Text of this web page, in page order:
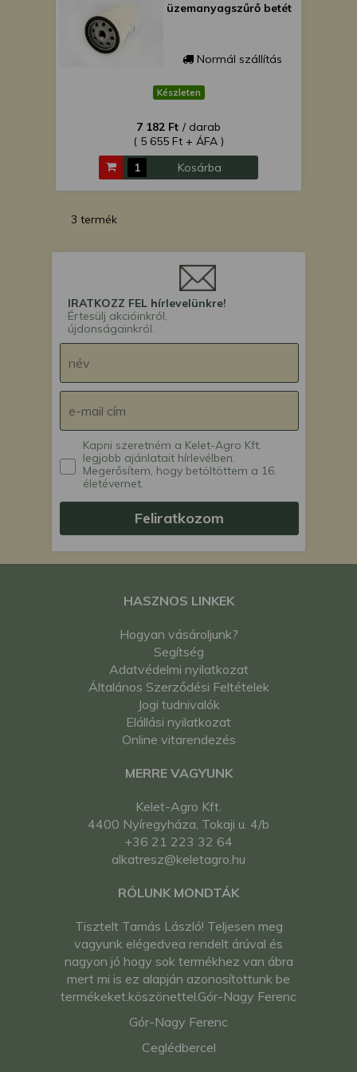
üzemanyagszűrő betét
Normál szállítás
Készleten
7 182 Ft / darab
( 5 655 Ft + ÁFA )
Kosárba
3 termék
IRATKOZZ FEL hírlevelünkre!
Értesülj akcióinkról,
újdonságainkról.
Kapni szeretném a Kelet-Agro Kft.
legjobb ajánlatait hírlevélben.
Megerősítem, hogy betöltöttem a 16.
életévemet.
Feliratkozom
HASZNOS LINKEK
Hogyan vásároljunk?
Segítség
Adatvédelmi nyilatkozat
Általános Szerződési Feltételek
Jogi tudnivalók
Elállási nyilatkozat
Online vitarendezés
MERRE VAGYUNK
Kelet-Agro Kft.
4400 Nyíregyháza, Tokaji u. 4/b
+36 21 223 32 64
alkatresz@keletagro.hu
RÓLUNK MONDTÁK
Tisztelt Tamás László! Teljesen meg
vagyunk elégedvea rendelt árúval és
nagyon jó hogy sok termékhez van ábra
mert mi is ez alapján azonosítottunk be
termékeket.köszönettel.Gór-Nagy Ferenc
Gór-Nagy Ferenc
Ceglédbercel